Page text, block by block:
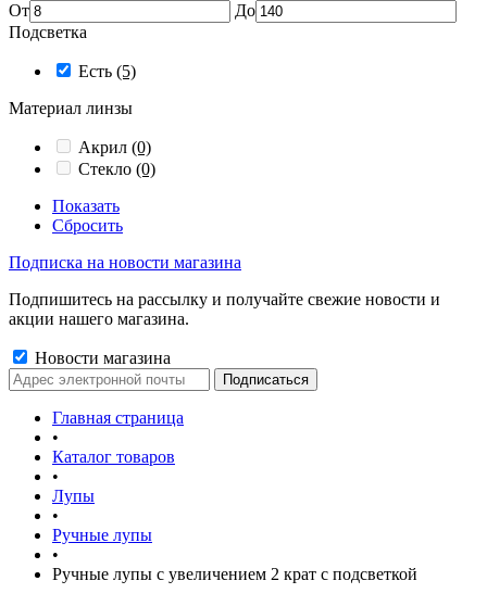
От
До
Подсветка
Есть (5)
Материал линзы
Акрил (0)
Стекло (0)
Показать
Сбросить
Подписка на новости магазина
Подпишитесь на рассылку и получайте свежие новости и
акции нашего магазина.
Новости магазина
Главная страница
•
Каталог товаров
•
Лупы
•
Ручные лупы
•
Ручные лупы с увеличением 2 крат с подсветкой